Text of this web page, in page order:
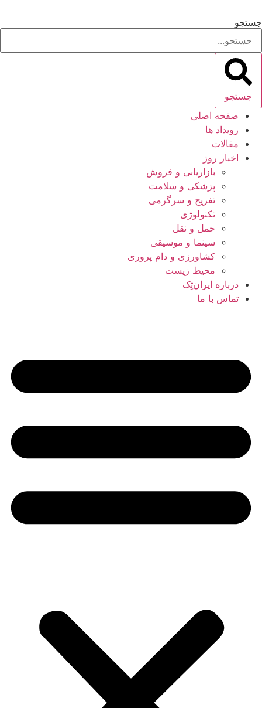
به
جستجو
جستجو
صفحه اصلی
رویداد ها
مقالات
اخبار روز
بازاریابی و فروش
پزشکی و سلامت
تفریح و سرگرمی
تکنولوژی
حمل و نقل
سینما و موسیقی
کشاورزی و دام پروری
محیط زیست
درباره ایران‌تِک
تماس با ما